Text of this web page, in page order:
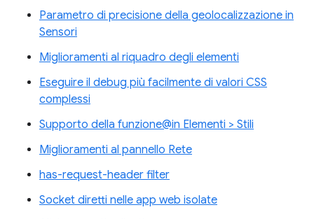
Parametro di precisione della geolocalizzazione in
Sensori
Miglioramenti al riquadro degli elementi
Eseguire il debug più facilmente di valori CSS
complessi
Supporto della funzione@in Elementi > Stili
Miglioramenti al pannello Rete
has-request-header filter
Socket diretti nelle app web isolate